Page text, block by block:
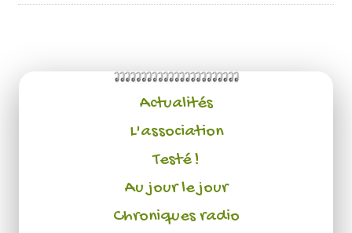
Actualités
L'association
Testé !
Au jour le jour
Chroniques radio